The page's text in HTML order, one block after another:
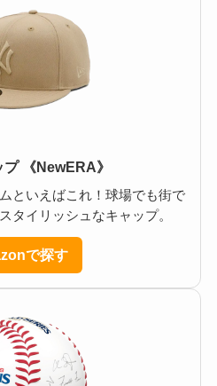
《NewERA》
といえばこれ！球場でも街で
タイリッシュなキャップ。
で探す